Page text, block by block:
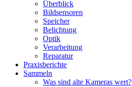
Überblick
Bildsensoren
Speicher
Belichtung
Optik
Verarbeitung
Reparatur
Praxisberichte
Sammeln
Was sind alte Kameras wert?